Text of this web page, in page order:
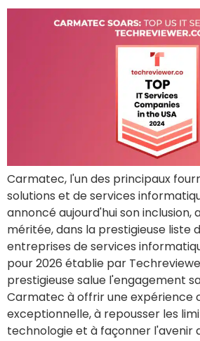
Carmatec, l'un des principaux
solutions et de services
annoncé aujourd'hui son inclusion,
méritée, dans la prestigieuse liste
entreprises de services
pour 2026 établie par
prestigieuse salue l'engagement
Carmatec à offrir une expérience
exceptionnelle, à repousser les
technologie et à façonner l'avenir